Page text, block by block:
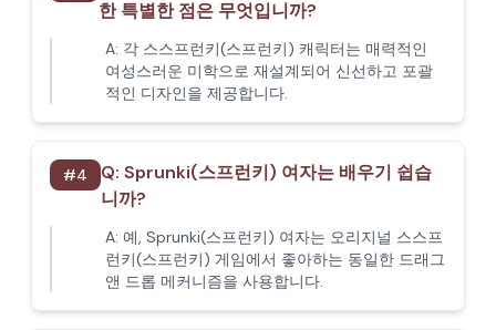
한 특별한 점은 무엇입니까?
A: 각 스스프런키(스프런키) 캐릭터는 매력적인
여성스러운 미학으로 재설계되어 신선하고 포괄
적인 디자인을 제공합니다.
#4 Q: Sprunki(스프런키) 여자는 배우기 쉽습
니까?
A: 예, Sprunki(스프런키) 여자는 오리지널 스스프
런키(스프런키) 게임에서 좋아하는 동일한 드래그
앤 드롭 메커니즘을 사용합니다.